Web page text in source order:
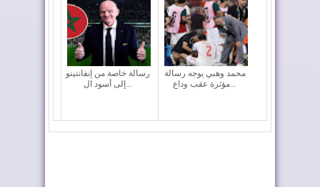
رسالة خاصة من إنفانتينو
إلى أسود ال...
محمد وهبي يوجه رسالة